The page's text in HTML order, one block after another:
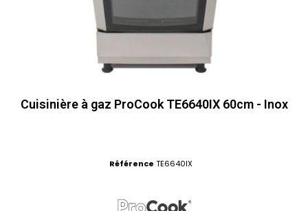
Cuisinière à gaz ProCook TE6640IX 60cm - Inox
Référence TE6640IX